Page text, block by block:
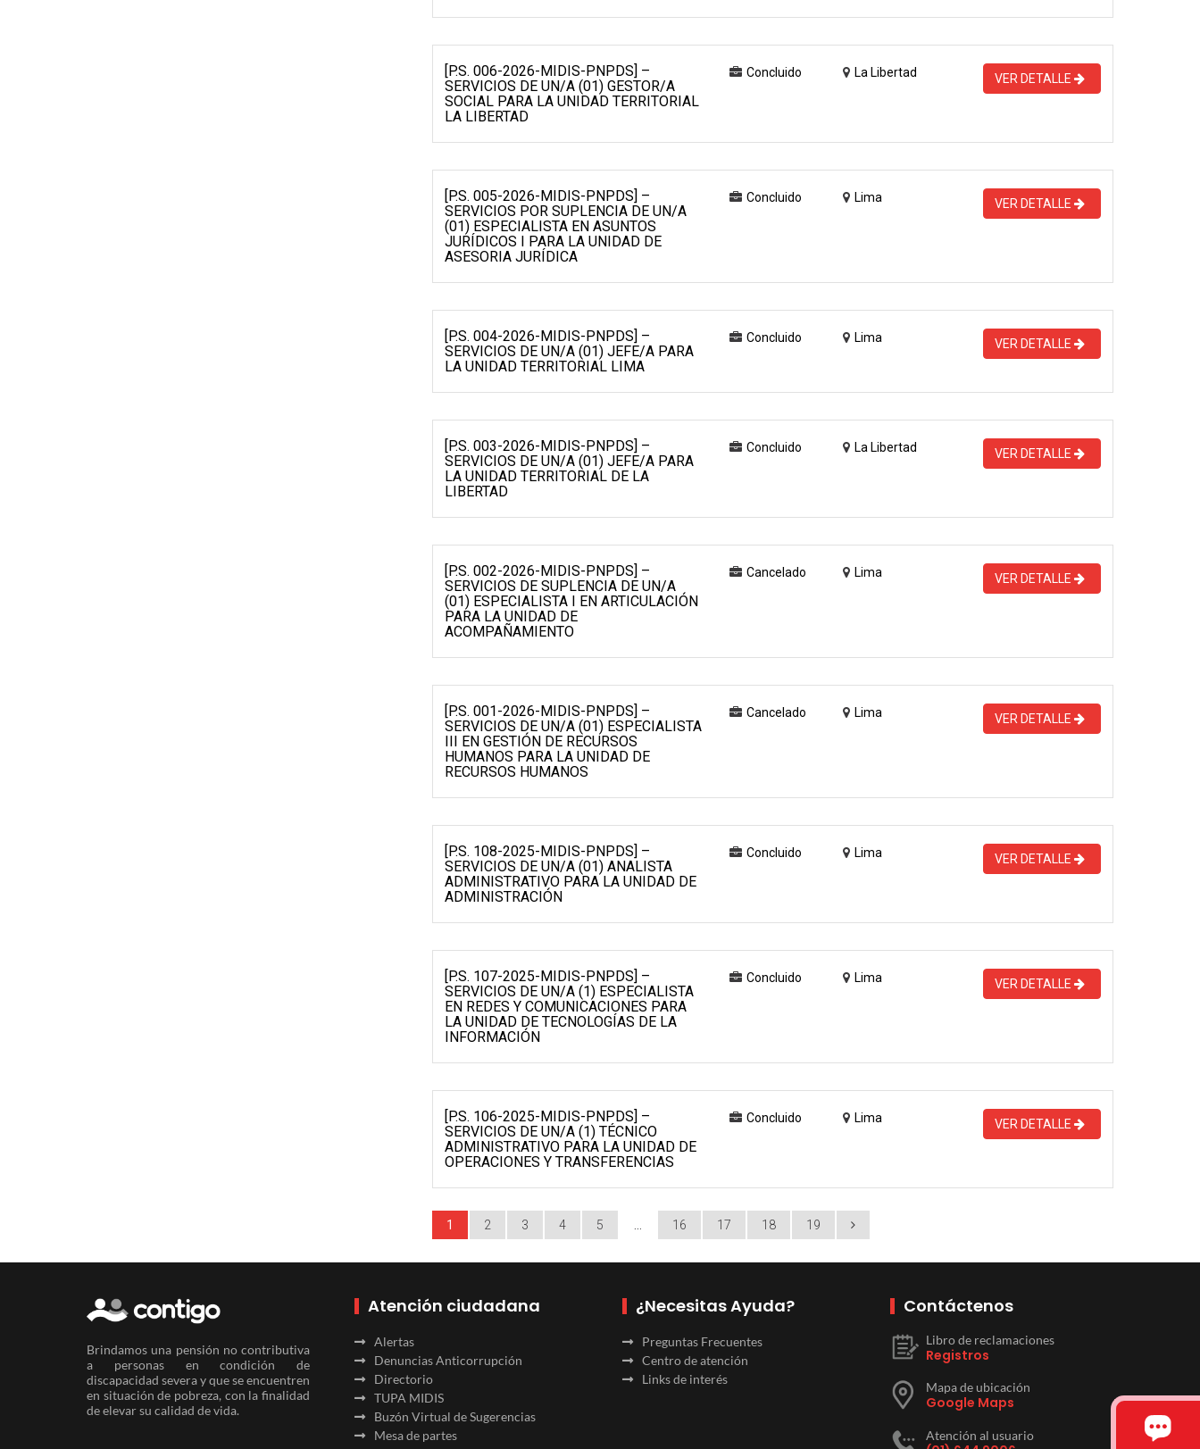
[P.S. 006-2026-MIDIS-PNPDS] –
SERVICIOS DE UN/A (01) GESTOR/A
SOCIAL PARA LA UNIDAD TERRITORIAL
LA LIBERTAD
Concluido La Libertad VER DETALLE
[P.S. 005-2026-MIDIS-PNPDS] –
SERVICIOS POR SUPLENCIA DE UN/A
(01) ESPECIALISTA EN ASUNTOS
JURÍDICOS I PARA LA UNIDAD DE
ASESORIA JURÍDICA
Concluido Lima VER DETALLE
[P.S. 004-2026-MIDIS-PNPDS] –
SERVICIOS DE UN/A (01) JEFE/A PARA
LA UNIDAD TERRITORIAL LIMA
Concluido Lima VER DETALLE
[P.S. 003-2026-MIDIS-PNPDS] –
SERVICIOS DE UN/A (01) JEFE/A PARA
LA UNIDAD TERRITORIAL DE LA
LIBERTAD
Concluido La Libertad VER DETALLE
[P.S. 002-2026-MIDIS-PNPDS] –
SERVICIOS DE SUPLENCIA DE UN/A
(01) ESPECIALISTA I EN ARTICULACIÓN
PARA LA UNIDAD DE
ACOMPAÑAMIENTO
Cancelado Lima VER DETALLE
[P.S. 001-2026-MIDIS-PNPDS] –
SERVICIOS DE UN/A (01) ESPECIALISTA
III EN GESTIÓN DE RECURSOS
HUMANOS PARA LA UNIDAD DE
RECURSOS HUMANOS
Cancelado Lima VER DETALLE
[P.S. 108-2025-MIDIS-PNPDS] –
SERVICIOS DE UN/A (01) ANALISTA
ADMINISTRATIVO PARA LA UNIDAD DE
ADMINISTRACIÓN
Concluido Lima VER DETALLE
[P.S. 107-2025-MIDIS-PNPDS] –
SERVICIOS DE UN/A (1) ESPECIALISTA
EN REDES Y COMUNICACIONES PARA
LA UNIDAD DE TECNOLOGÍAS DE LA
INFORMACIÓN
Concluido Lima VER DETALLE
[P.S. 106-2025-MIDIS-PNPDS] –
SERVICIOS DE UN/A (1) TÉCNICO
ADMINISTRATIVO PARA LA UNIDAD DE
OPERACIONES Y TRANSFERENCIAS
Concluido Lima VER DETALLE
1 2 3 4 5 16 17 18 19
Brindamos una pensión no contributiva
a personas en condición de
discapacidad severa y que se encuentren
en situación de pobreza, con la finalidad
de elevar su calidad de vida.
Atención ciudadana
Alertas
Denuncias Anticorrupción
Directorio
TUPA MIDIS
Buzón Virtual de Sugerencias
Mesa de partes
¿Necesitas Ayuda?
Preguntas Frecuentes
Centro de atención
Links de interés
Contáctenos
Libro de reclamaciones
Registros
Mapa de ubicación
Google Maps
Atención al usuario